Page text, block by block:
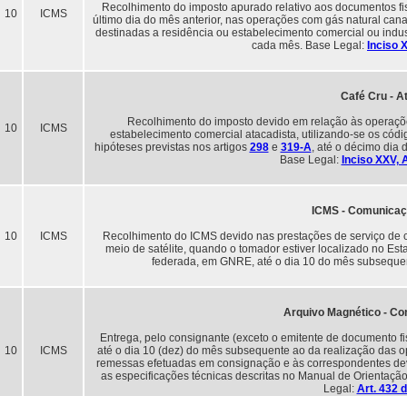
10 ICMS
Recolhimento do imposto apurado relativo aos documentos
último dia do mês anterior, nas operações com gás natural
destinadas a residência ou estabelecimento comercial ou
cada mês. Base Legal: Inciso
10 ICMS
Café Cru -
Recolhimento do imposto devido em relação às
estabelecimento comercial atacadista, utilizando-se os
hipóteses previstas nos artigos 298e 319-A, até o décimo dia
Base Legal: Inciso XXV,
10 ICMS
ICMS -
Recolhimento do ICMS devido nas prestações de serviço
meio de satélite, quando o tomador estiver localizado no
federada, em GNRE, até o dia 10 do mês
10 ICMS
Arquivo Magnético -
Entrega, pelo consignante (exceto o emitente de documento
até o dia 10 (dez) do mês subsequente ao da realização das
remessas efetuadas em consignação e às correspondentes
as especificações técnicas descritas no Manual de
Legal: Art. 432